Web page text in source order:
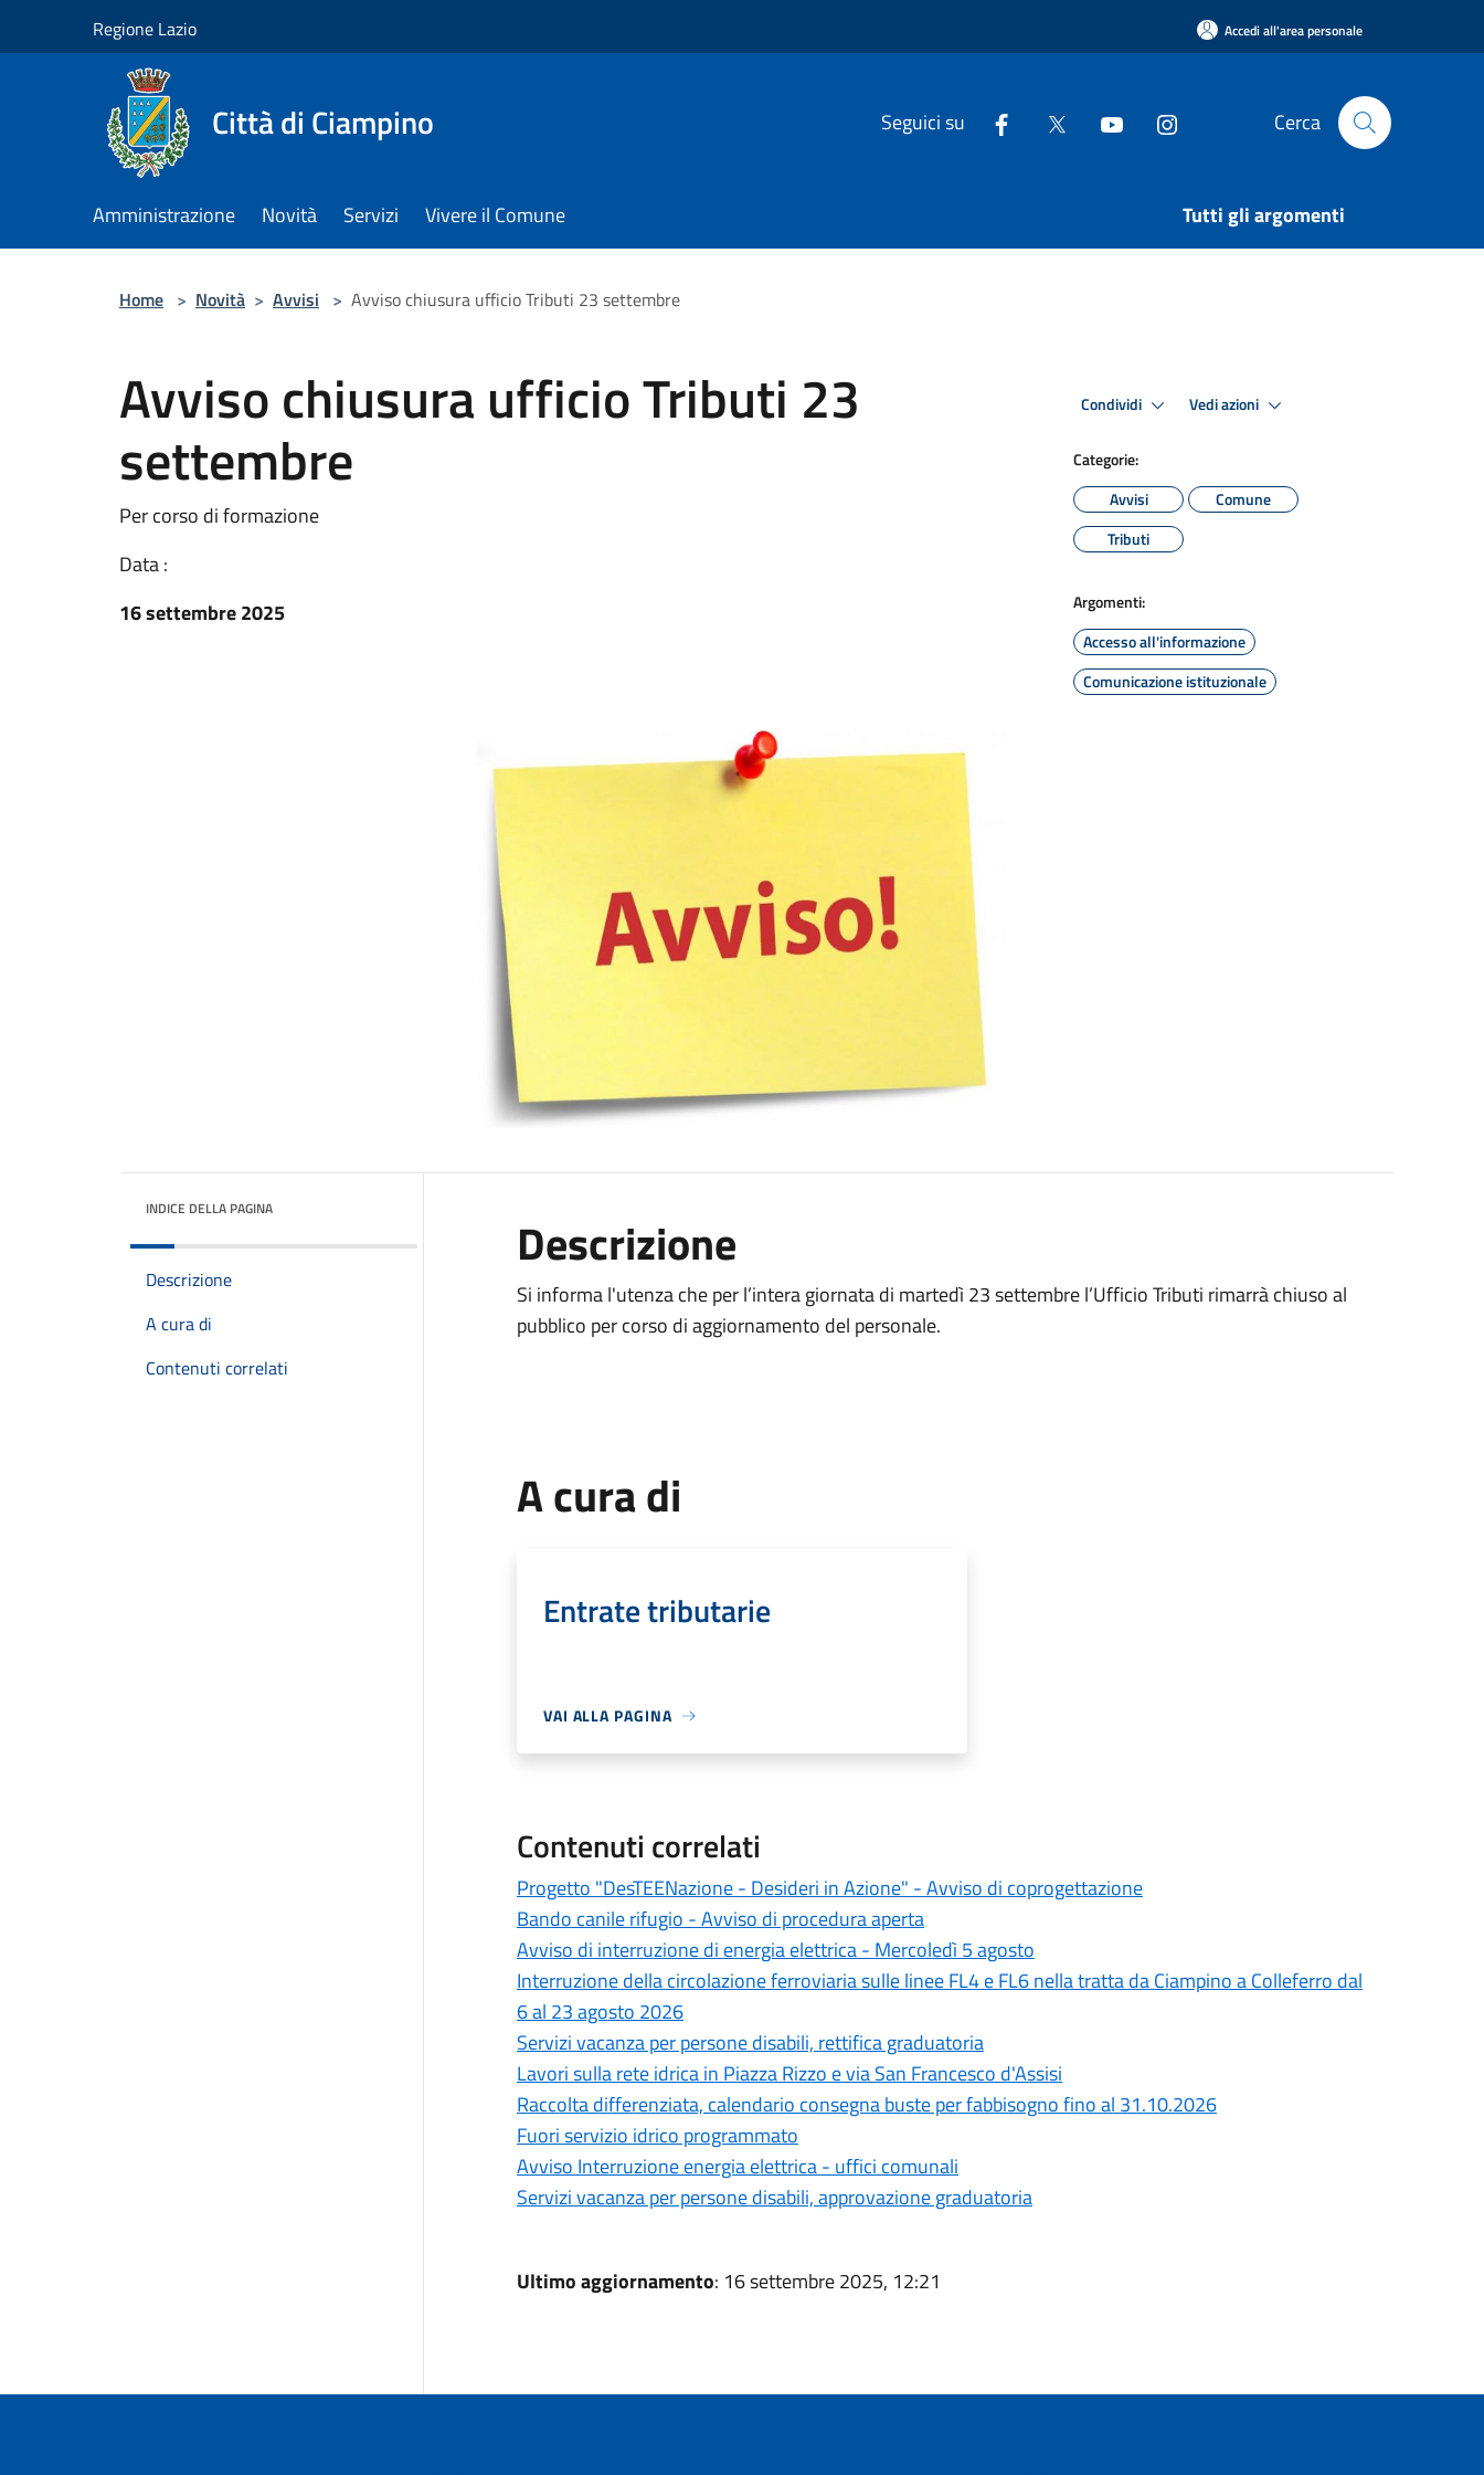
Regione Lazio Accedi all'area personale
Città di Ciampino Seguici su Cerca
Amministrazione Novità Servizi Vivere il Comune Tutti gli argomenti
Home > Novità > Avvisi > Avviso chiusura ufficio Tributi 23 settembre
Avviso chiusura ufficio Tributi 23
settembre
Per corso di formazione
Data :
16 settembre 2025
Condividi Vedi azioni
Categorie:
Avvisi
Comune
Tributi
Argomenti:
Accesso all'informazione
Comunicazione istituzionale
INDICE DELLA PAGINA
Descrizione
A cura di
Contenuti correlati
Descrizione
Si informa l'utenza che per l’intera giornata di martedì 23 settembre l’Ufficio Tributi rimarrà chiuso al
pubblico per corso di aggiornamento del personale.
A cura di
Entrate tributarie
VAI ALLA PAGINA
Contenuti correlati
Progetto "DesTEENazione - Desideri in Azione" - Avviso di coprogettazione
Bando canile rifugio - Avviso di procedura aperta
Avviso di interruzione di energia elettrica - Mercoledì 5 agosto
Interruzione della circolazione ferroviaria sulle linee FL4 e FL6 nella tratta da Ciampino a Colleferro dal
6 al 23 agosto 2026
Servizi vacanza per persone disabili, rettifica graduatoria
Lavori sulla rete idrica in Piazza Rizzo e via San Francesco d'Assisi
Raccolta differenziata, calendario consegna buste per fabbisogno fino al 31.10.2026
Fuori servizio idrico programmato
Avviso Interruzione energia elettrica - uffici comunali
Servizi vacanza per persone disabili, approvazione graduatoria
Ultimo aggiornamento: 16 settembre 2025, 12:21